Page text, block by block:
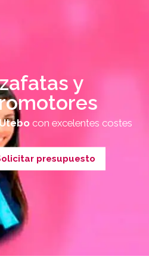
y
con excelentes costes
presupuesto